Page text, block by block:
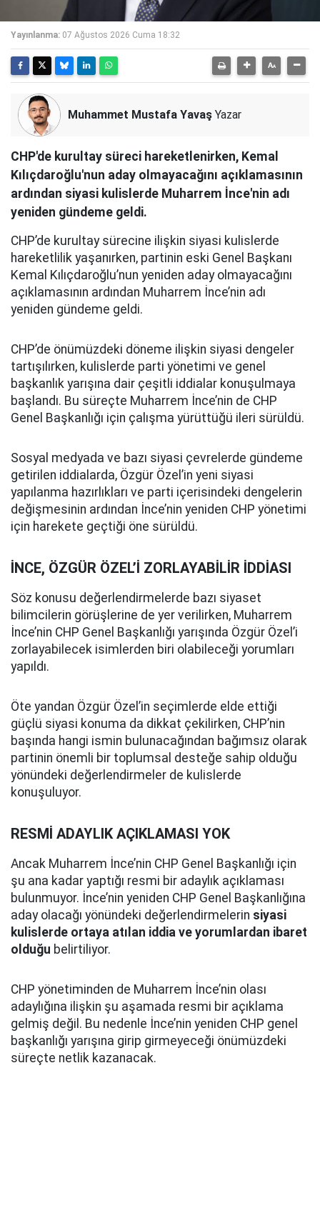
Yayınlanma: 07 Ağustos 2026 Cuma 18:32
Muhammet Mustafa Yavaş Yazar
CHP'de kurultay süreci hareketlenirken, Kemal
Kılıçdaroğlu'nun aday olmayacağını açıklamasının
ardından siyasi kulislerde Muharrem İnce'nin adı
yeniden gündeme geldi.
CHP’de kurultay sürecine ilişkin siyasi kulislerde
hareketlilik yaşanırken, partinin eski Genel Başkanı
Kemal Kılıçdaroğlu’nun yeniden aday olmayacağını
açıklamasının ardından Muharrem İnce’nin adı
yeniden gündeme geldi.
CHP’de önümüzdeki döneme ilişkin siyasi dengeler
tartışılırken, kulislerde parti yönetimi ve genel
başkanlık yarışına dair çeşitli iddialar konuşulmaya
başlandı. Bu süreçte Muharrem İnce’nin de CHP
Genel Başkanlığı için çalışma yürüttüğü ileri sürüldü.
Sosyal medyada ve bazı siyasi çevrelerde gündeme
getirilen iddialarda, Özgür Özel’in yeni siyasi
yapılanma hazırlıkları ve parti içerisindeki dengelerin
değişmesinin ardından İnce’nin yeniden CHP yönetimi
için harekete geçtiği öne sürüldü.
İNCE, ÖZGÜR ÖZEL’İ ZORLAYABİLİR İDDİASI
Söz konusu değerlendirmelerde bazı siyaset
bilimcilerin görüşlerine de yer verilirken, Muharrem
İnce’nin CHP Genel Başkanlığı yarışında Özgür Özel’i
zorlayabilecek isimlerden biri olabileceği yorumları
yapıldı.
Öte yandan Özgür Özel’in seçimlerde elde ettiği
güçlü siyasi konuma da dikkat çekilirken, CHP’nin
başında hangi ismin bulunacağından bağımsız olarak
partinin önemli bir toplumsal desteğe sahip olduğu
yönündeki değerlendirmeler de kulislerde
konuşuluyor.
RESMİ ADAYLIK AÇIKLAMASI YOK
Ancak Muharrem İnce’nin CHP Genel Başkanlığı için
şu ana kadar yaptığı resmi bir adaylık açıklaması
bulunmuyor. İnce’nin yeniden CHP Genel Başkanlığına
aday olacağı yönündeki değerlendirmelerin siyasi
kulislerde ortaya atılan iddia ve yorumlardan ibaret
olduğu belirtiliyor.
CHP yönetiminden de Muharrem İnce’nin olası
adaylığına ilişkin şu aşamada resmi bir açıklama
gelmiş değil. Bu nedenle İnce’nin yeniden CHP genel
başkanlığı yarışına girip girmeyeceği önümüzdeki
süreçte netlik kazanacak.